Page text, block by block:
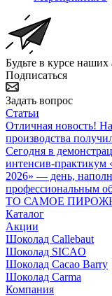
Будьте в курсе
Подписаться
Задать вопрос
Статьи
Отличная новость!
производства
Сегодня в
интенсив-
2026» — день,
профессиональным
ТО САМОЕ
Каталог
Акции
Шоколад Callebaut
Шоколад SICAO
Шоколад Cacao Barry
Шоколад Carma
Компания